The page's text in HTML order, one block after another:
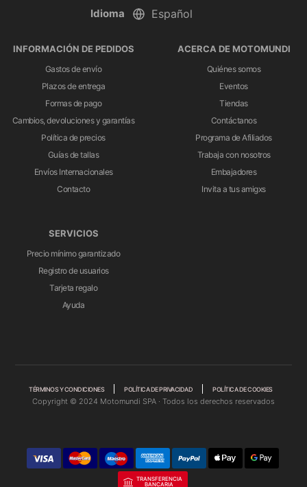
Idioma
INFORMACIÓN DE PEDIDOS
Gastos de envío
Plazos de entrega
Formas de pago
Cambios, devoluciones y garantías
Política de precios
Guías de tallas
Envíos Internacionales
Contacto
ACERCA DE MOTOMUNDI
Quiénes somos
Eventos
Tiendas
Contáctanos
Programa de Afiliados
Trabaja con nosotros
Embajadores
Invita a tus amigxs
SERVICIOS
Precio mínimo garantizado
Registro de usuarios
Tarjeta regalo
Ayuda
TÉRMINOS Y CONDICIONES POLÍTICA DE PRIVACIDAD POLÍTICA DE COOKIES
Copyright © 2024 Motomundi SPA · Todos los derechos reservados
TRANSFERENCIA
BANCARIA